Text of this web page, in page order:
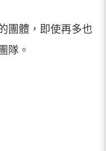
團體，即使再多也
隊。